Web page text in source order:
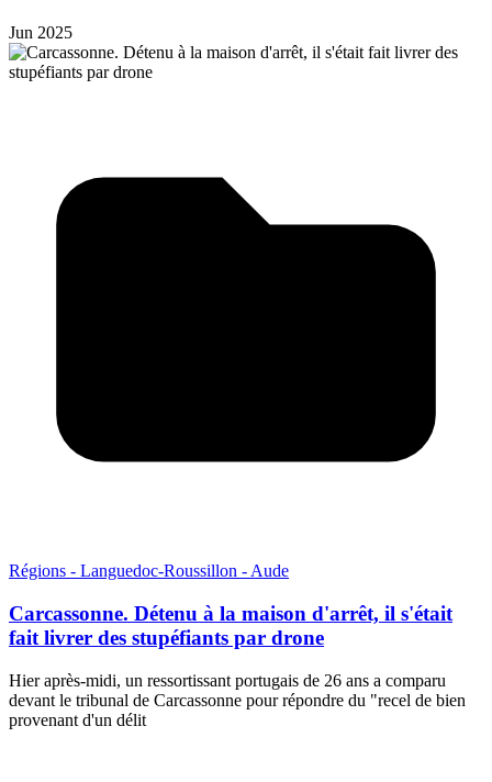
Jun 2025
Régions - Languedoc-Roussillon - Aude
Carcassonne. Détenu à la maison d'arrêt, il s'était
fait livrer des stupéfiants par drone
Hier après-midi, un ressortissant portugais de 26 ans a comparu
devant le tribunal de Carcassonne pour répondre du "recel de bien
provenant d'un délit